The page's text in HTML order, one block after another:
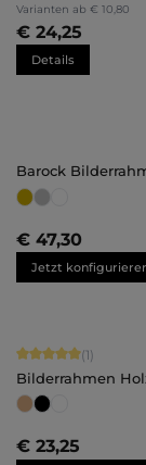
Varianten ab € 10,80
€ 24,25
Details
Barock
Victoria
€ 47,30
Jetzt
Durchschnittliche
(1)
Bilderrahmen
Maßanfertigung
€ 23,25